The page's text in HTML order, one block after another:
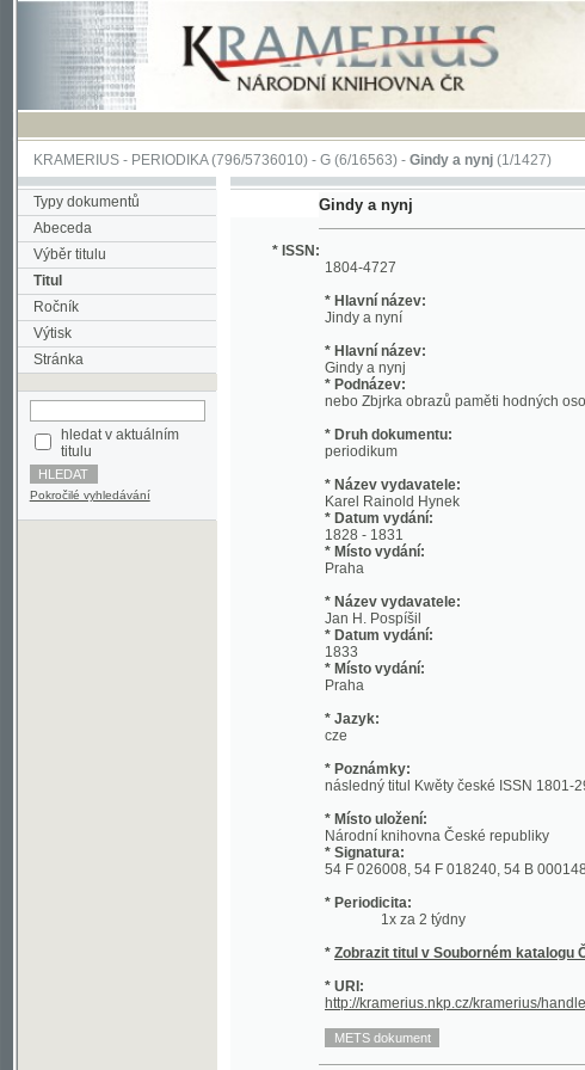
KRAMERIUS-PERIODIKA(796/5736010) -G(6/16563) -Gindy a nynj(1/1427)
Typy dokumentů
Abeceda
Výběr titulu
Titul
Ročník
Výtisk
Stránka
hledat v aktuálním
Pokročilé vyhledávání
Gindy a nynj
1804-4727
* Hlavní název:
* Hlavní název:
* Podnázev:
nebo Zbjrka obrazů paměti hodných osob,
* Druh dokumentu:
periodikum
* Název vydavatele:
Karel Rainold Hynek
1828 - 1831
* Místo vydání:
Praha
* Název vydavatele:
Jan H. Pospíšil
* Datum vydání:
* Místo vydání:
Praha
* Jazyk:
následný titul Kwěty české ISSN 1801-299X;
* Místo uložení:
Národní knihovna České republiky
* Signatura:
54 F 026008, 54 F 018240, 54 B 000148, 54 F
* Periodicita:
1x za 2 týdny
Zobrazit titul v Souborném katalogu ČR
* URI:
http://kramerius.nkp.cz/kramerius/handle/
Datum vydání ročníku: 1828
(1/129)
Datum vydání ročníku:1829 (1/268)
Datum vydání ročníku:1830 (1/304)